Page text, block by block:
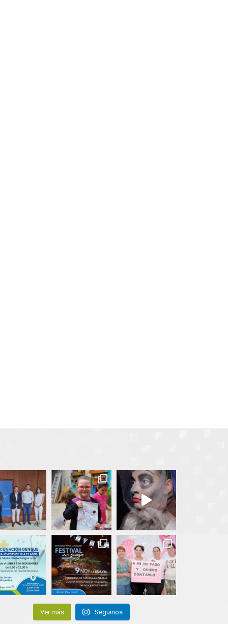
Ver más Seguinos